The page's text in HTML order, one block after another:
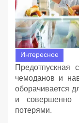
Интересное
Предотпускная
чемоданов и
оборачивается
и совершенно
потерями.